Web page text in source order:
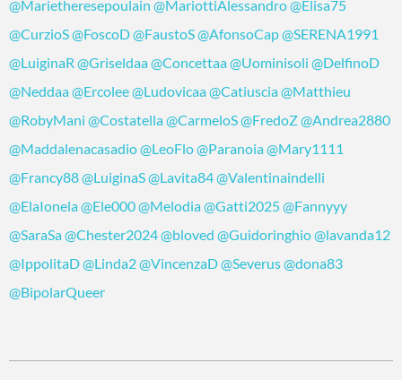
@Marietheresepoulain @MariottiAlessandro@Elisa75
@CurzioS@FoscoD@FaustoS@AfonsoCap@SERENA1991
@LuiginaR @Griseldaa@Concettaa@Uominisoli @DelfinoD
@Neddaa@Ercolee@Ludovicaa@Catiuscia@Matthieu
@RobyMani @Costatella@CarmeloS@FredoZ@Andrea2880
@Maddalenacasadio@LeoFlo@Paranoia@Mary1111
@Francy88@LuiginaS@Lavita84@Valentinaindelli
@ElaIonela@Ele000@Melodia@Gatti2025@Fannyyy
@SaraSa@Chester2024@bloved @Guidoringhio@lavanda12
@IppolitaD@Linda2@VincenzaD@Severus@dona83
@BipolarQueer